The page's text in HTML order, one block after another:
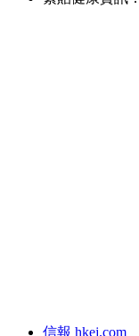
信報 hkej.com